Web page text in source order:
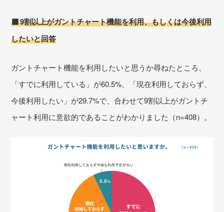
9割以上がガントチャート機能を利用、もしくは今後利用
したいと回答
ガントチャート機能を利用したいと思うか尋ねたところ、
「すでに利用している」が60.5%、「現在利用しておらず、
今後利用したい」が29.7%で、合わせて9割以上がガントチ
ャート利用に意欲的であることがわかりました（n=408）。